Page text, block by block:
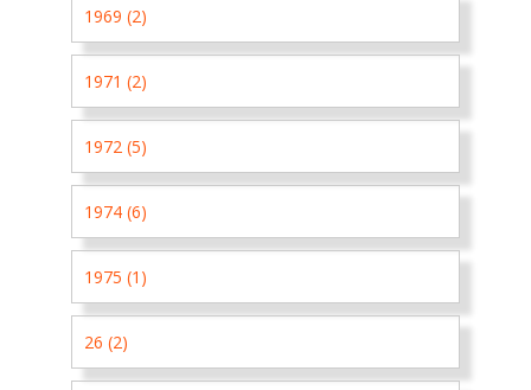
1969 (2)
1971 (2)
1972 (5)
1974 (6)
1975 (1)
26 (2)